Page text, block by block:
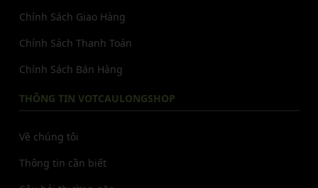
Chính Sách Giao Hàng
Chính Sách Thanh Toán
Chính Sách Bán Hàng
THÔNG TIN VOTCAULONGSHOP
Về chúng tôi
Thông tin cần biết